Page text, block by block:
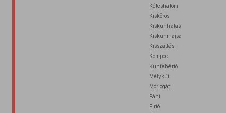
Kéleshalom
Kiskőrös
Kiskunhalas
Kiskunmajsa
Kisszállás
Kömpöc
Kunfehértó
Mélykút
Móricgát
Páhi
Pirtó